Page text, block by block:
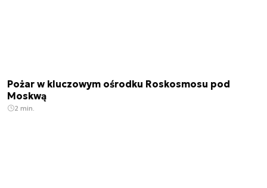
Pożar w kluczowym ośrodku Roskosmosu pod
Moskwą
2 min.